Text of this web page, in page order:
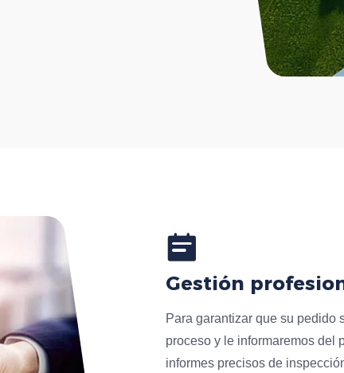
Gestión
Para garantizar que su pedido
proceso y le informaremos del
informes precisos de